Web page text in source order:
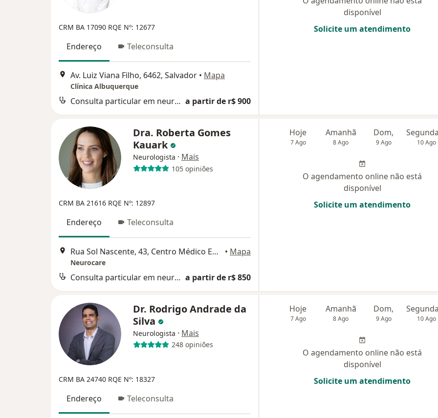
CRM BA 17090 RQE Nº: 12677
Endereço Teleconsulta
Av. Luiz Viana Filho, 6462, Salvador • Mapa
Clínica Albuquerque
Consulta particular em neurologia a partir de r$ 900
disponível
Solicite um atendimento
Dra. Roberta Gomes
Kauark
Neurologista · Mais
105 opiniões
CRM BA 21616 RQE Nº: 12897
Endereço Teleconsulta
Rua Sol Nascente, 43, Centro Médico Empresarial Vitraux sala 1004, Federação, Salvador • Mapa
Neurocare
Consulta particular em neurologia a partir de r$ 850
Hoje
7 Ago
Amanhã
8 Ago
Dom,
9 Ago 10 Ago
O agendamento online não está
disponível
Solicite um atendimento
Dr. Rodrigo Andrade da
Silva
Neurologista · Mais
248 opiniões
CRM BA 24740 RQE Nº: 18327
Endereço Teleconsulta
Hoje
7 Ago
Amanhã
8 Ago
Dom,
9 Ago 10 Ago
O agendamento online não está
disponível
Solicite um atendimento